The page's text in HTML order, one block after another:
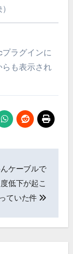
ラグインに
も表示され
ケーブルで
低下が起こ
っていた件